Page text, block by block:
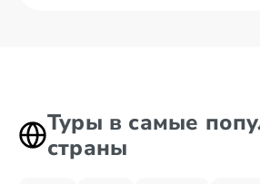
Туры в самые
страны